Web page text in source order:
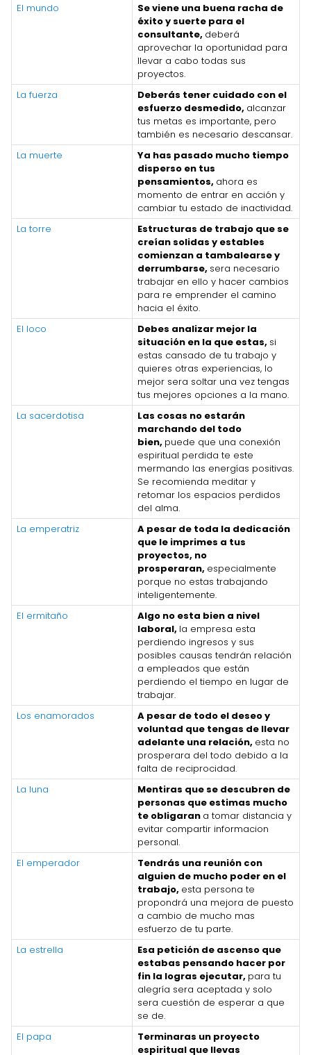
El mundo
Se viene una buena racha de
éxito y suerte para el
consultante, deberá
aprovechar la oportunidad para
llevar a cabo todas sus
proyectos.
La fuerza
Deberás tener cuidado con el
esfuerzo desmedido, alcanzar
tus metas es importante, pero
también es necesario descansar.
La muerte
Ya has pasado mucho tiempo
disperso en tus
pensamientos, ahora es
momento de entrar en acción y
cambiar tu estado de inactividad.
La torre
Estructuras de trabajo que se
creían solidas y estables
comienzan a tambalearse y
derrumbarse, sera necesario
trabajar en ello y hacer cambios
para re emprender el camino
hacia el éxito.
El loco
Debes analizar mejor la
situación en la que estas, si
estas cansado de tu trabajo y
quieres otras experiencias, lo
mejor sera soltar una vez tengas
tus mejores opciones a la mano.
La sacerdotisa
Las cosas no estarán
marchando del todo
bien, puede que una conexión
espiritual perdida te este
mermando las energías positivas.
Se recomienda meditar y
retomar los espacios perdidos
del alma.
La emperatriz
A pesar de toda la dedicación
que le imprimes a tus
proyectos, no
prosperaran, especialmente
porque no estas trabajando
inteligentemente.
El ermitaño
Algo no esta bien a nivel
laboral, la empresa esta
perdiendo ingresos y sus
posibles causas tendrán relación
a empleados que están
perdiendo el tiempo en lugar de
trabajar.
Los enamorados
A pesar de todo el deseo y
voluntad que tengas de llevar
adelante una relación, esta no
prosperara del todo debido a la
falta de reciprocidad.
La luna
Mentiras que se descubren de
personas que estimas mucho
te obligaran a tomar distancia y
evitar compartir informacion
personal.
El emperador
Tendrás una reunión con
alguien de mucho poder en el
trabajo, esta persona te
propondrá una mejora de puesto
a cambio de mucho mas
esfuerzo de tu parte.
La estrella
Esa petición de ascenso que
estabas pensando hacer por
fin la logras ejecutar, para tu
alegría sera aceptada y solo
sera cuestión de esperar a que
se de.
El papa
Terminaras un proyecto
espiritual que llevas